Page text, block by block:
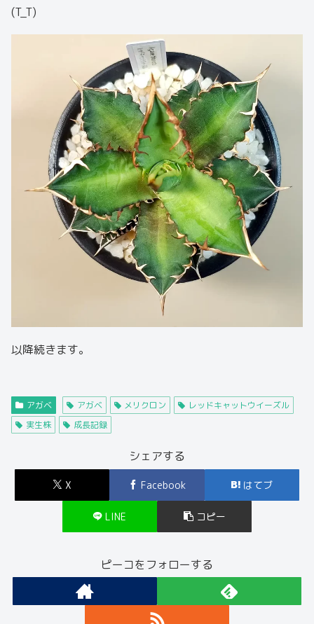
(T_T)
以降続きます。
アガベ アガベ メリクロン
レッドキャットウイーズル
実生株
成長記録
シェアする
X Facebook はてブ
LINE コピー
ピーコをフォローする